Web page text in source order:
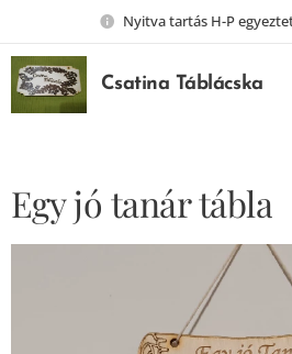
Nyitva tartás H-P
Csatina Táblácska
Egy jó tanár tábla